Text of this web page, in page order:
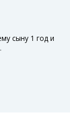
сыну 1 год и